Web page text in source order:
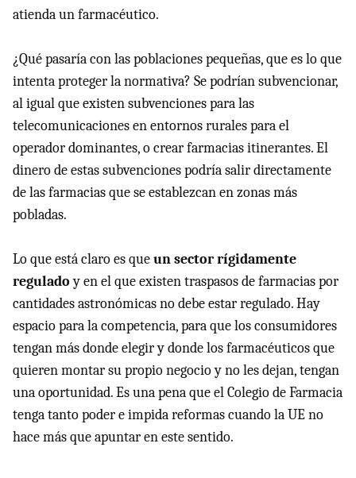
atienda un farmacéutico.
¿Qué pasaría con las poblaciones pequeñas, que es lo que
intenta proteger la normativa? Se podrían subvencionar,
al igual que existen subvenciones para las
telecomunicaciones en entornos rurales para el
operador dominantes, o crear farmacias itinerantes. El
dinero de estas subvenciones podría salir directamente
de las farmacias que se establezcan en zonas más
pobladas.
Lo que está claro es queun sector rígidamente
reguladoy en el que existen traspasos de farmacias por
cantidades astronómicas no debe estar regulado. Hay
espacio para la competencia, para que los consumidores
tengan más donde elegir y donde los farmacéuticos que
quieren montar su propio negocio y no les dejan, tengan
una oportunidad. Es una pena que el Colegio de Farmacia
tenga tanto poder e impida reformas cuando la UE no
hace más que apuntar en este sentido.